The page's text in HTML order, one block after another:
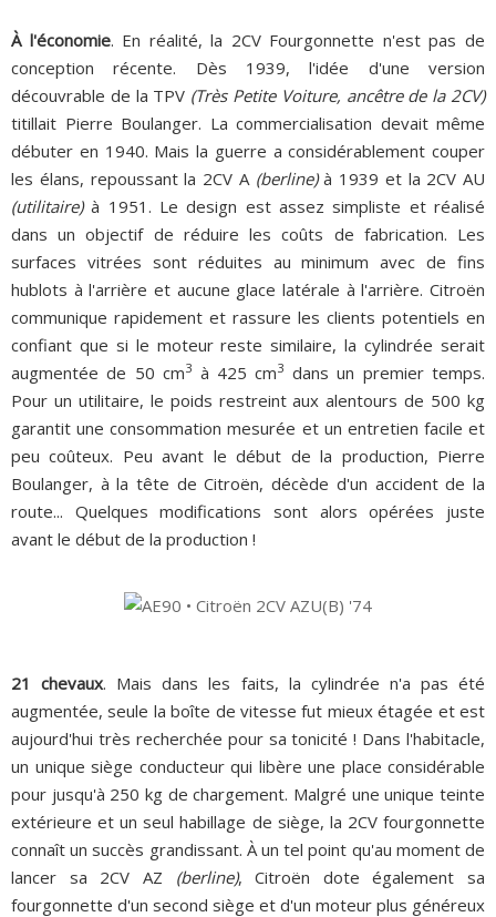
À l'économie. En réalité, la 2CV Fourgonnette n'est pas de
conception récente. Dès 1939, l'idée d'une version
découvrable de la TPV (Très Petite Voiture, ancêtre de la 2CV)
titillait Pierre Boulanger. La commercialisation devait même
débuter en 1940. Mais la guerre a considérablement couper
les élans, repoussant la 2CV A (berline)à 1939 et la 2CV AU
(utilitaire)à 1951. Le design est assez simpliste et réalisé
dans un objectif de réduire les coûts de fabrication. Les
surfaces vitrées sont réduites au minimum avec de fins
hublots à l'arrière et aucune glace latérale à l'arrière. Citroën
communique rapidement et rassure les clients potentiels en
confiant que si le moteur reste similaire, la cylindrée serait
augmentée de 50 cm3 à 425 cm3 dans un premier temps.
Pour un utilitaire, le poids restreint aux alentours de 500 kg
garantit une consommation mesurée et un entretien facile et
peu coûteux. Peu avant le début de la production, Pierre
Boulanger, à la tête de Citroën, décède d'un accident de la
route... Quelques modifications sont alors opérées juste
avant le début de la production !
21 chevaux. Mais dans les faits, la cylindrée n'a pas été
augmentée, seule la boîte de vitesse fut mieux étagée et est
aujourd'hui très recherchée pour sa tonicité ! Dans l'habitacle,
un unique siège conducteur qui libère une place considérable
pour jusqu'à 250 kg de chargement. Malgré une unique teinte
extérieure et un seul habillage de siège, la 2CV fourgonnette
connaît un succès grandissant. À un tel point qu'au moment de
lancer sa 2CV AZ (berline), Citroën dote également sa
fourgonnette d'un second siège et d'un moteur plus généreux